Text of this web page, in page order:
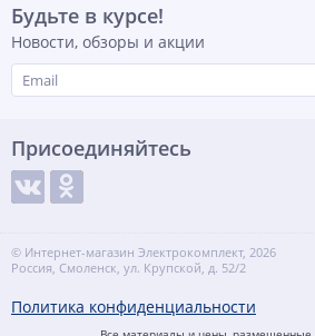
Будьте в курсе!
Новости, обзоры и акции
Присоединяйтесь
© Интернет-магазин Электрокомплект, 2026
Россия, Смоленск, ул. Крупской, д. 52/2
Политика конфиденциальности